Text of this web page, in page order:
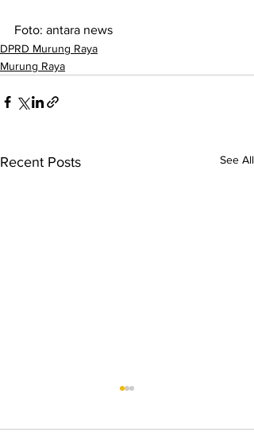
Foto: antara news
DPRD Murung Raya
Murung Raya
Recent Posts See All